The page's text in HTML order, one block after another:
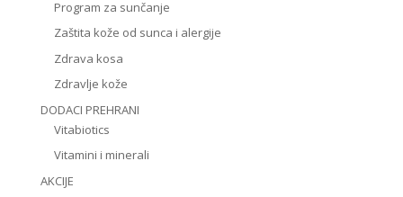
Program za sunčanje
Zaštita kože od sunca i alergije
Zdrava kosa
Zdravlje kože
DODACI PREHRANI
Vitabiotics
Vitamini i minerali
AKCIJE